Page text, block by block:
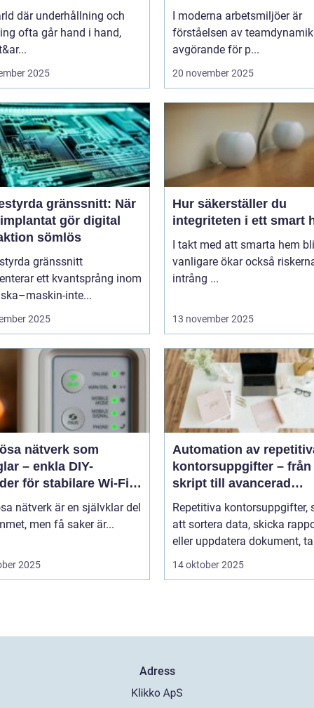
där underhållning och
ofta går hand i hand,
2025
I moderna arbetsmiljöer är
förståelsen av teamdynamik
avgörande för p...
20 november 2025
gränssnitt: När
gör digital
sömlös
gränssnitt
ett kvantsprång inom
inte...
2025
Hur säkerställer du
integriteten i ett smart
I takt med att smarta hem
vanligare ökar också
intrång ...
13 november 2025
nätverk som
– enkla DIY-
för stabilare Wi-Fi i
nätverk är en självklar del
men få saker är...
2025
Automation av
kontorsuppgifter – från
skript till avancerad
programvara
Repetitiva kontorsuppgifter,
att sortera data, skicka
eller uppdatera dokument,
14 oktober 2025
Adress